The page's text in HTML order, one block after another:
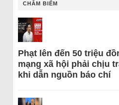
CHÂM BIẾM
Phạt lên đến 50 triệu
mạng xã hội phải chịu
khi dẫn nguồn báo chí